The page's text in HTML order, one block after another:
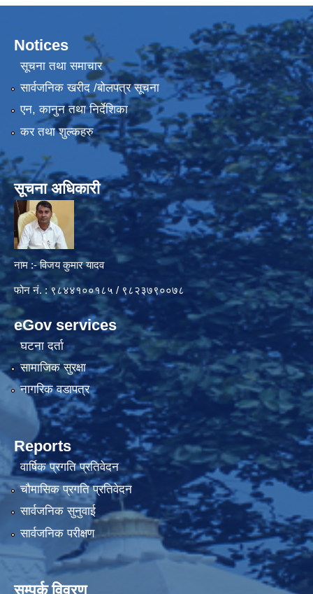
Notices
सूचना तथा समाचार
सार्वजनिक खरीद /बोलपत्र सूचना
एन, कानुन तथा निर्देशिका
कर तथा शुल्कहरु
सूचना अधिकारी
नाम :- विजय कुमार यादव
फोन नं. : ९८४४१००१८५ / ९८२३७९००७८
eGov services
घटना दर्ता
सामाजिक सुरक्षा
नागरिक वडापत्र
Reports
वार्षिक प्रगति प्रतिवेदन
चौमासिक प्रगति प्रतिवेदन
सार्वजनिक सुनुवाई
सार्वजनिक परीक्षण
सम्पर्क विवरण